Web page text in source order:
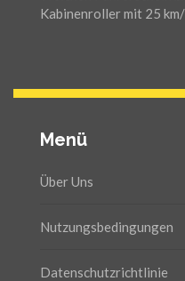
Kabinenroller mit 25
Menü
Über Uns
Nutzungsbedingungen
Datenschutzrichtlinie